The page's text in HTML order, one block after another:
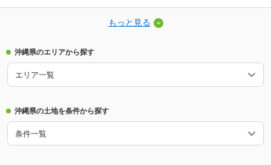
もっと見る
沖縄県のエリアから探す
エリア一覧
沖縄県の土地を条件から探す
条件一覧